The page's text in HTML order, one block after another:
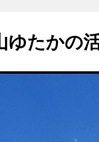
ゆたかの